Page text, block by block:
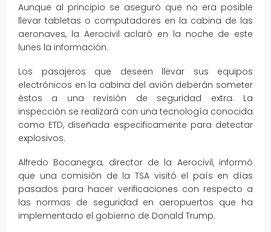
Aunque al principio se aseguró que no era posible
llevar tabletas o computadores en la cabina de las
aeronaves, la Aerocivil aclaró en la noche de este
lunes la información.
Los pasajeros que deseen llevar sus equipos
electrónicos en la cabina del avión deberán someter
éstos a una revisión de seguridad extra. La
inspección se realizará con una tecnología conocida
como ETD, diseñada especificamente para detectar
explosivos.
Alfredo Bocanegra, director de la Aerocivil, informó
que una comisión de la TSA visitó el país en días
pasados para hacer verificaciones con respecto a
las normas de seguridad en aeropuertos que ha
implementado el gobierno de Donald Trump.